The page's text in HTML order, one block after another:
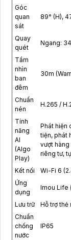
Góc
quan
sát
89° (H),
Quay
quét
Ngang:
Tầm
nhìn
ban
đêm
30m
Chuẩn
nén
H.265 /
Tính
năng
AI
(AIgo
Play)
Phát hiện
tiện, phát
vượt hàng
riêng tư,
Kết nối
Wi-Fi 6
Ứng
dụng
Imou Life
Lưu trữ
Hỗ trợ thẻ
Chuẩn
chống
nước
IP65